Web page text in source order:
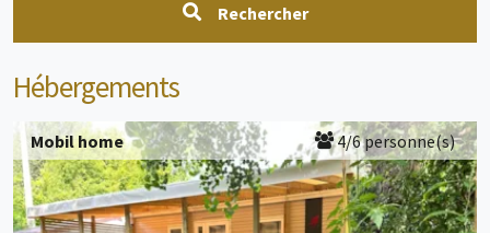
Rechercher
Hébergements
Mobil home 4/6 personne(s)